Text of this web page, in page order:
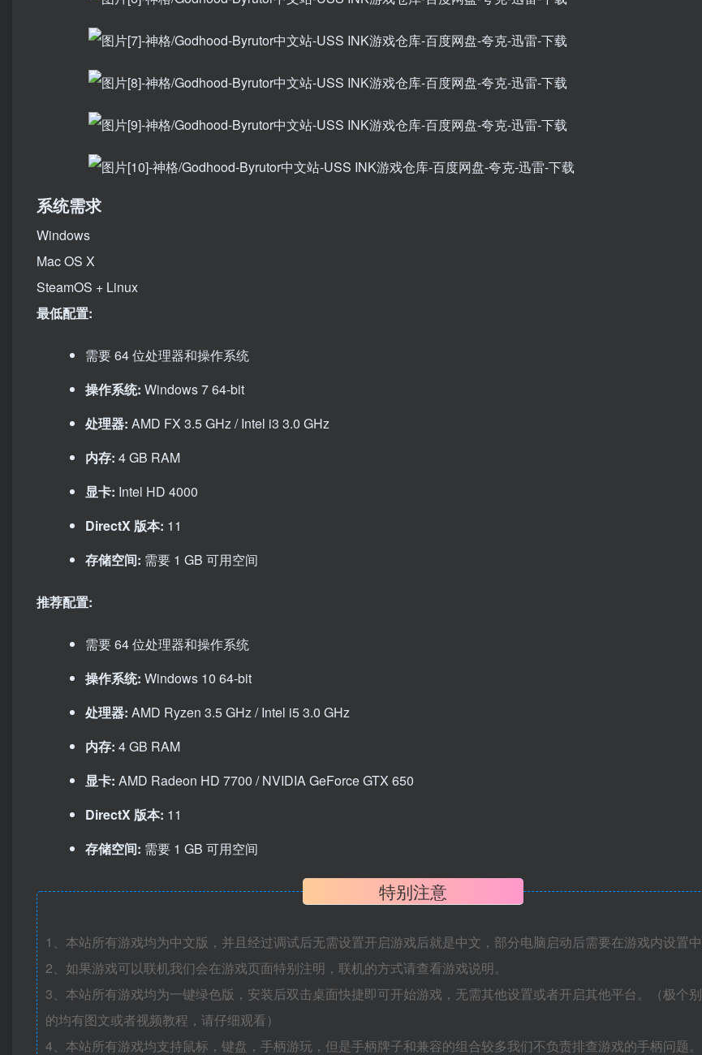
系统需求
Windows
Mac OS X
SteamOS + Linux
最低配置:
需要 64 位处理器和操作系统
操作系统: Windows 7 64-bit
处理器: AMD FX 3.5 GHz / Intel i3 3.0 GHz
内存: 4 GB RAM
显卡: Intel HD 4000
DirectX 版本: 11
存储空间: 需要 1 GB 可用空间
推荐配置:
需要 64 位处理器和操作系统
操作系统: Windows 10 64-bit
处理器: AMD Ryzen 3.5 GHz / Intel i5 3.0 GHz
内存: 4 GB RAM
显卡: AMD Radeon HD 7700 / NVIDIA GeForce GTX 650
DirectX 版本: 11
存储空间: 需要 1 GB 可用空间
特别注意
1、本站所有游戏均为中文版，并且经过调试后无需设置开启游戏后就是中文，部分电脑启动后需要在游戏内设置中
2、如果游戏可以联机我们会在游戏页面特别注明，联机的方式请查看游戏说明。
3、本站所有游戏均为一键绿色版，安装后双击桌面快捷即可开始游戏，无需其他设置或者开启其他平台。（极个
的均有图文或者视频教程，请仔细观看）
4、本站所有游戏均支持鼠标，键盘，手柄游玩，但是手柄牌子和兼容的组合较多我们不负责排查游戏的手柄问题。